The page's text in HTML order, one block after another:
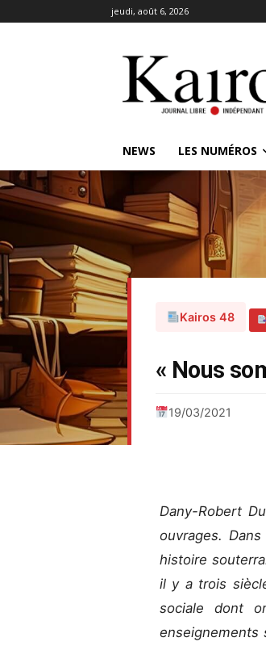
jeudi, août 6, 2026
NEWS LES NUMÉROS
Kairos 48
« Nous
19/03/2021
Dany-Robert
ouvrages.
histoire
il y a trois
sociale dont
enseignements